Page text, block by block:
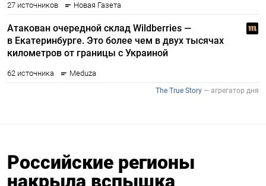
Российские регионы
накрыла вспышка